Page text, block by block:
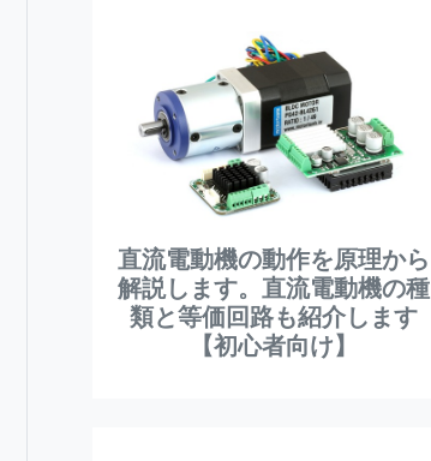
直流電動機の動作を原理から
解説します。直流電動機の種
類と等価回路も紹介します
【初心者向け】